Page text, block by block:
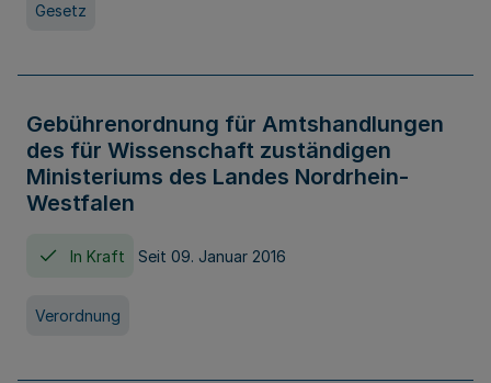
Gesetz
Gebührenordnung für Amtshandlungen
des für Wissenschaft zuständigen
Ministeriums des Landes Nordrhein-
Westfalen
In Kraft Seit 09. Januar 2016
Verordnung